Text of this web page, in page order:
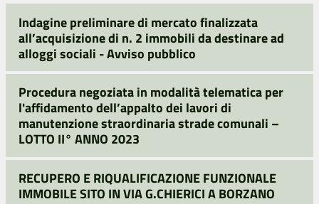
Indagine preliminare di mercato finalizzata
all’acquisizione di n. 2 immobili da destinare ad
alloggi sociali - Avviso pubblico
Procedura negoziata in modalità telematica per
l'affidamento dell’appalto dei lavori di
manutenzione straordinaria strade comunali –
LOTTO II° ANNO 2023
RECUPERO E RIQUALIFICAZIONE FUNZIONALE
IMMOBILE SITO IN VIA G.CHIERICI A BORZANO